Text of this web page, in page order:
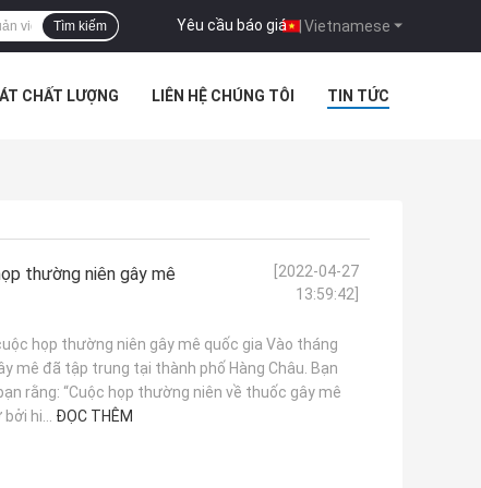
Vietnamese
Yêu cầu báo giá |
Tìm kiếm
CHẤT LƯỢNG LIÊN HỆ CHÚNG TÔI TIN TỨC
thường niên gây mê
[2022-04-27
13:59:42]
họp thường niên gây mê quốc gia Vào tháng
mê đã tập trung tại thành phố Hàng Châu. Bạn
rằng: “Cuộc họp thường niên về thuốc gây mê
hi... ĐỌC THÊM